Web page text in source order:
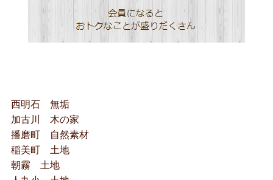
西明石 無垢
加古川 木の家
播磨町 自然素材
稲美町 土地
朝霧 土地